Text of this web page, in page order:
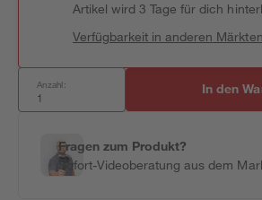
Artikel wird 3 Tage für dich
Verfügbarkeit in anderen Märkten
Anzahl: In den
Fragen zum Produkt?
Sofort-Videoberatung aus dem